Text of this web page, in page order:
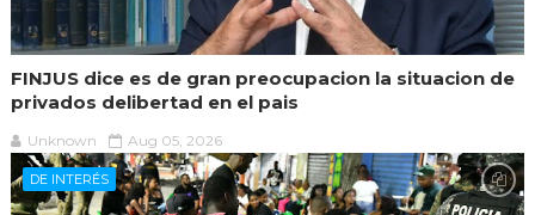
FINJUS dice es de gran preocupacion la situacion de
privados delibertad en el pais
Unknown Aug 05, 2026
DE INTERÉS